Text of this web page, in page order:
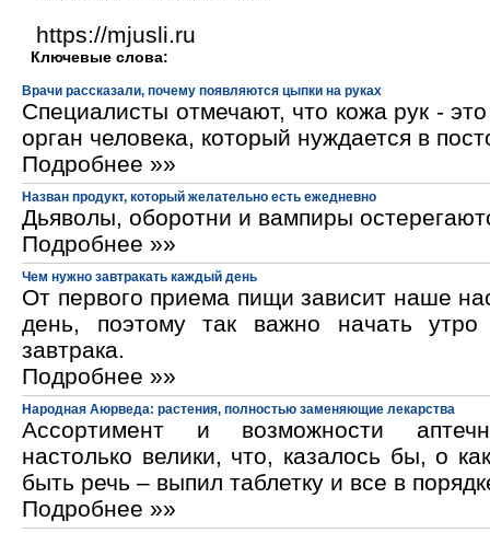
https://mjusli.ru
Ключевые слова:
Врачи рассказали, почему появляются цыпки на руках
Специалисты отмечают, что кожа рук -
орган человека, который нуждается в
Подробнее »»
Назван продукт, который желательно есть ежедневно
Дьяволы, оборотни и вампиры
Подробнее »»
Чем нужно завтракать каждый день
От первого приема пищи зависит наше
день, поэтому так важно начать утро
завтрака.
Подробнее »»
Народная Аюрведа: растения, полностью заменяющие лекарства
Ассортимент и возможности
настолько велики, что, казалось бы, о
быть речь – выпил таблетку и все в
Подробнее »»